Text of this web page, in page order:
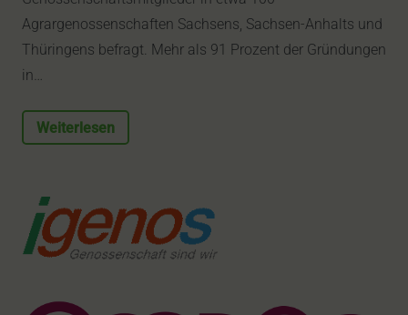
Agrargenossenschaften Sachsens, Sachsen-Anhalts und
Thüringens befragt. Mehr als 91 Prozent der Gründungen
in…
Weiterlesen